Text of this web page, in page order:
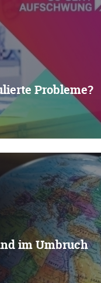
Probleme?
im Umbruch